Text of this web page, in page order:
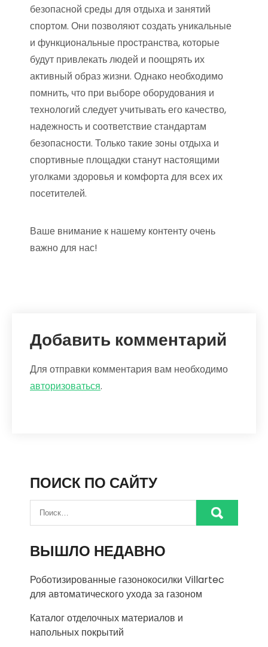
безопасной среды для отдыха и занятий
спортом. Они позволяют создать уникальные
и функциональные пространства, которые
будут привлекать людей и поощрять их
активный образ жизни. Однако необходимо
помнить, что при выборе оборудования и
технологий следует учитывать его качество,
надежность и соответствие стандартам
безопасности. Только такие зоны отдыха и
спортивные площадки станут настоящими
уголками здоровья и комфорта для всех их
посетителей.
Ваше внимание к нашему контенту очень
важно для нас!
Добавить комментарий
Для отправки комментария вам необходимо
авторизоваться.
ПОИСК ПО САЙТУ
ВЫШЛО НЕДАВНО
Роботизированные газонокосилки Villartec
для автоматического ухода за газоном
Каталог отделочных материалов и
напольных покрытий